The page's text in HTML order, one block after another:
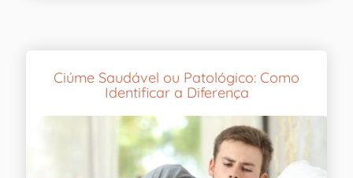
Ciúme Saudável ou Patológico: Como
Identificar a Diferença